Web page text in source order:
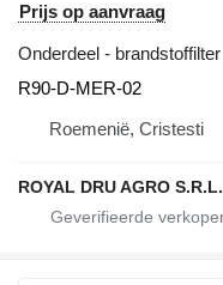
Prijs op aanvraag
Onderdeel - brandstoffilter
R90-D-MER-02
Roemenië, Cristesti
ROYAL DRU AGRO S.R.L.